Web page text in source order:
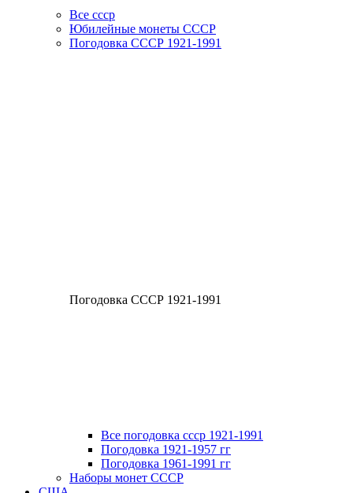
Все ссср
Юбилейные монеты СССР
Погодовка СССР 1921-1991
Погодовка СССР 1921-1991
Все погодовка ссср 1921-1991
Погодовка 1921-1957 гг
Погодовка 1961-1991 гг
Наборы монет СССР